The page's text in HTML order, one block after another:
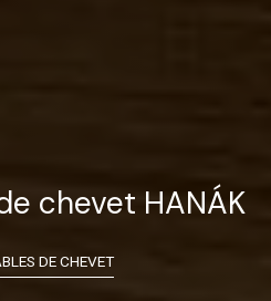
chevet HANÁK
DE CHEVET